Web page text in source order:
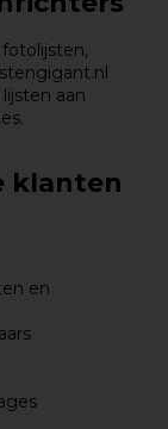
fotolijsten,
aan
klanten
en